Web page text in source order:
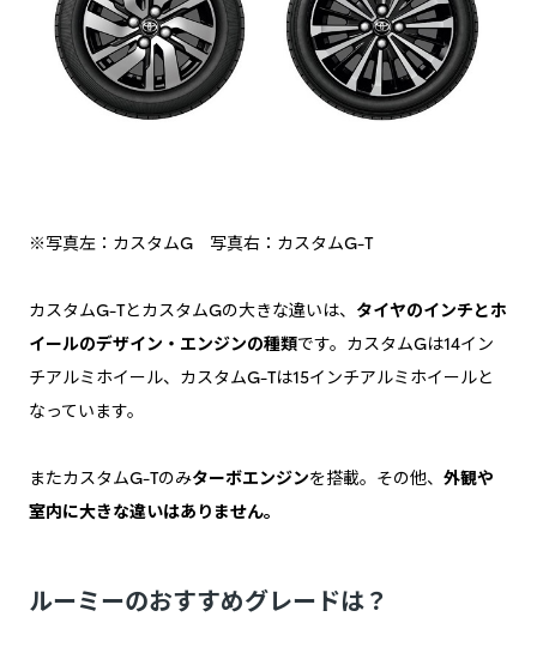
※写真左：カスタムG 写真右：カスタムG-T
カスタムG-TとカスタムGの大きな違いは、 タイヤのインチとホ
イールのデザイン・エンジンの種類です。カスタムGは14イン
チアルミホイール、カスタムG-Tは15インチアルミホイールと
なっています。
またカスタムG-Tのみターボエンジンを搭載。その他、 外観や
室内に大きな違いはありません。
ルーミーのおすすめグレードは？